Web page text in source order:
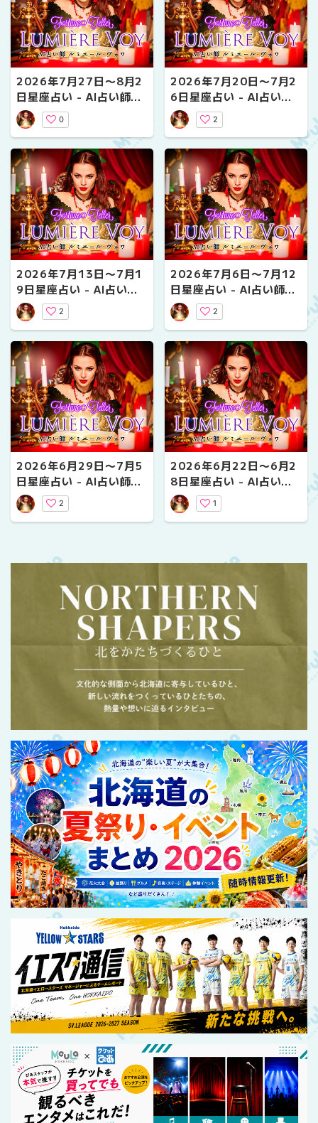
2026年7月27日〜8月2
日星座占い - AI占い師ル
ミエール・ヴォワ
0
2026年7月20日〜7月2
6日星座占い - AI占い師
ルミエール・ヴォワ
2
2026年7月13日〜7月1
9日星座占い - AI占い師
ルミエール・ヴォワ
2
2026年7月6日〜7月12
日星座占い - AI占い師ル
ミエール・ヴォワ
2
2026年6月29日〜7月5
日星座占い - AI占い師ル
ミエール・ヴォワ
2
2026年6月22日〜6月2
8日星座占い - AI占い師
ルミエール・ヴォワ
1